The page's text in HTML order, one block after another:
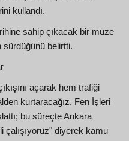
kullandı.
sahip çıkacak bir müze
sürdüğünü belirtti.
açarak hem trafiği
kurtaracağız. Fen İşleri
bu süreçte Ankara
çalışıyoruz" diyerek kamu